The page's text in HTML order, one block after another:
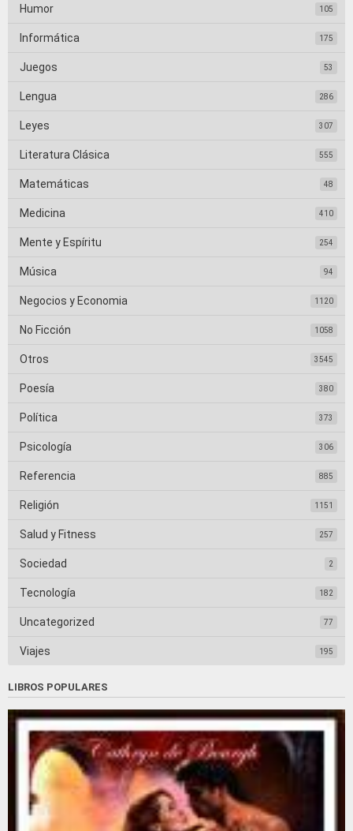
Humor 105
Informática 175
Juegos 53
Lengua 286
Leyes 307
Literatura Clásica 555
Matemáticas 48
Medicina 410
Mente y Espíritu 254
Música 94
Negocios y Economia 1120
No Ficción 1058
Otros 3545
Poesía 380
Política 373
Psicología 306
Referencia 885
Religión 1151
Salud y Fitness 257
Sociedad 2
Tecnología 182
Uncategorized 77
Viajes 195
LIBROS POPULARES